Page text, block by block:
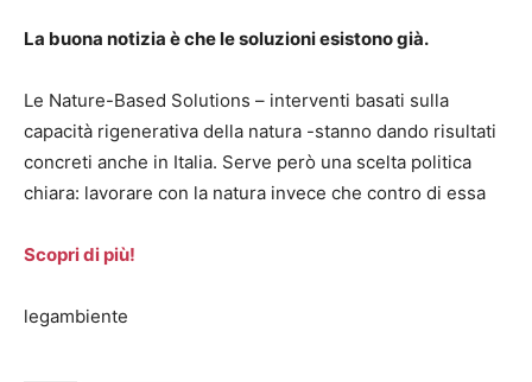
La buona notizia è che le soluzioni esistono già.
Le Nature-Based Solutions – interventi basati sulla
capacità rigenerativa della natura -stanno dando risultati
concreti anche in Italia. Serve però una scelta politica
chiara: lavorare con la natura invece che contro di essa
Scopri di più!
legambiente